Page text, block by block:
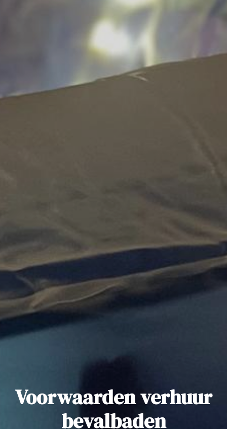
Voorwaarden verhuur
bevalbaden